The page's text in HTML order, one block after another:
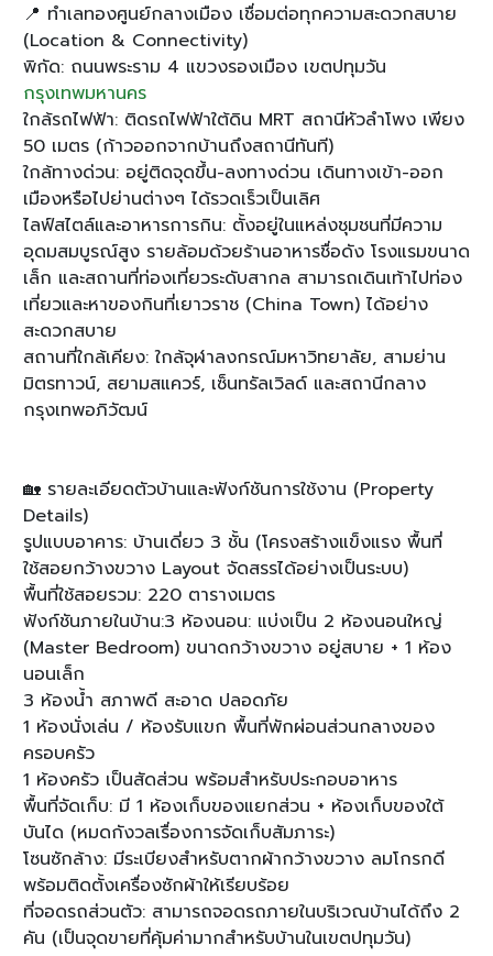
📍 ทำเลทองศูนย์กลางเมือง เชื่อมต่อทุกความสะดวกสบาย
(Location & Connectivity)
พิกัด: ถนนพระราม 4 แขวงรองเมือง เขตปทุมวัน
กรุงเทพมหานคร
ใกล้รถไฟฟ้า: ติดรถไฟฟ้าใต้ดิน MRT สถานีหัวลำโพง เพียง
50 เมตร (ก้าวออกจากบ้านถึงสถานีทันที)
ใกล้ทางด่วน: อยู่ติดจุดขึ้น-ลงทางด่วน เดินทางเข้า-ออก
เมืองหรือไปย่านต่างๆ ได้รวดเร็วเป็นเลิศ
ไลฟ์สไตล์และอาหารการกิน: ตั้งอยู่ในแหล่งชุมชนที่มีความ
อุดมสมบูรณ์สูง รายล้อมด้วยร้านอาหารชื่อดัง โรงแรมขนาด
เล็ก และสถานที่ท่องเที่ยวระดับสากล สามารถเดินเท้าไปท่อง
เที่ยวและหาของกินที่เยาวราช (China Town) ได้อย่าง
สะดวกสบาย
สถานที่ใกล้เคียง: ใกล้จุฬาลงกรณ์มหาวิทยาลัย, สามย่าน
มิตรทาวน์, สยามสแควร์, เซ็นทรัลเวิลด์ และสถานีกลาง
กรุงเทพอภิวัฒน์
🏡 รายละเอียดตัวบ้านและฟังก์ชันการใช้งาน (Property
Details)
รูปแบบอาคาร: บ้านเดี่ยว 3 ชั้น (โครงสร้างแข็งแรง พื้นที่
ใช้สอยกว้างขวาง Layout จัดสรรได้อย่างเป็นระบบ)
พื้นที่ใช้สอยรวม: 220 ตารางเมตร
ฟังก์ชันภายในบ้าน:3 ห้องนอน: แบ่งเป็น 2 ห้องนอนใหญ่
(Master Bedroom) ขนาดกว้างขวาง อยู่สบาย + 1 ห้อง
นอนเล็ก
3 ห้องน้ำ สภาพดี สะอาด ปลอดภัย
1 ห้องนั่งเล่น / ห้องรับแขก พื้นที่พักผ่อนส่วนกลางของ
ครอบครัว
1 ห้องครัว เป็นสัดส่วน พร้อมสำหรับประกอบอาหาร
พื้นที่จัดเก็บ: มี 1 ห้องเก็บของแยกส่วน + ห้องเก็บของใต้
บันได (หมดกังวลเรื่องการจัดเก็บสัมภาระ)
โซนซักล้าง: มีระเบียงสำหรับตากผ้ากว้างขวาง ลมโกรกดี
พร้อมติดตั้งเครื่องซักผ้าให้เรียบร้อย
ที่จอดรถส่วนตัว: สามารถจอดรถภายในบริเวณบ้านได้ถึง 2
คัน (เป็นจุดขายที่คุ้มค่ามากสำหรับบ้านในเขตปทุมวัน)